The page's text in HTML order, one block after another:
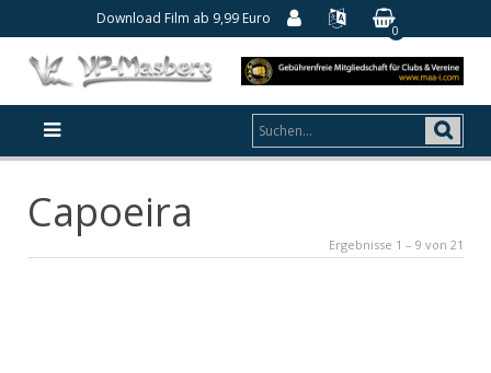
Download Film ab 9,99 Euro
0
Capoeira
Ergebnisse 1 – 9 von 21